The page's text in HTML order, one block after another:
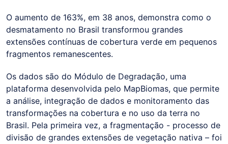
O aumento de 163%, em 38 anos, demonstra como o
desmatamento no Brasil transformou grandes
extensões contínuas de cobertura verde em pequenos
fragmentos remanescentes.
Os dados são do Módulo de Degradação, uma
plataforma desenvolvida pelo MapBiomas, que permite
a análise, integração de dados e monitoramento das
transformações na cobertura e no uso da terra no
Brasil. Pela primeira vez, a fragmentação - processo de
divisão de grandes extensões de vegetação nativa – foi